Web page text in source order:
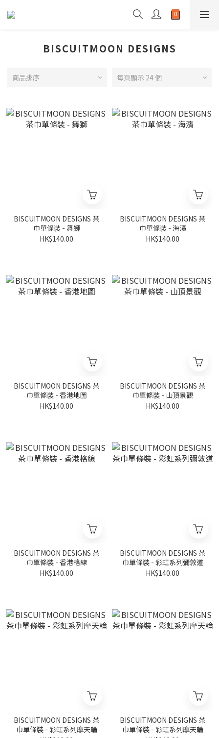
BISCUITMOON DESIGNS
商品排序 每頁顯示 24 個
BISCUITMOON DESIGNS 茶
巾單條裝 - 舞獅
HK$140.00
BISCUITMOON DESIGNS 茶
巾單條裝 - 海濱
HK$140.00
BISCUITMOON DESIGNS 茶
巾單條裝 - 香港地圖
HK$140.00
BISCUITMOON DESIGNS 茶
巾單條裝 - 山頂景觀
HK$140.00
BISCUITMOON DESIGNS 茶
巾單條裝 - 香港格線
HK$140.00
BISCUITMOON DESIGNS 茶
巾單條裝 - 彩虹系列彌敦道
HK$140.00
BISCUITMOON DESIGNS 茶
巾單條裝 - 彩虹系列摩天輪
BISCUITMOON DESIGNS 茶
巾單條裝 - 彩虹系列摩天輪